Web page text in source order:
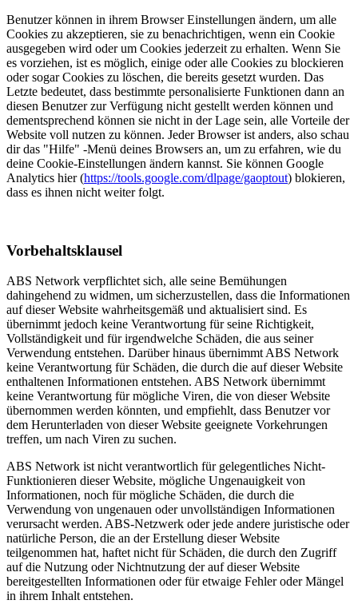
Benutzer können in ihrem Browser Einstellungen ändern, um alle
Cookies zu akzeptieren, sie zu benachrichtigen, wenn ein Cookie
ausgegeben wird oder um Cookies jederzeit zu erhalten. Wenn Sie
es vorziehen, ist es möglich, einige oder alle Cookies zu blockieren
oder sogar Cookies zu löschen, die bereits gesetzt wurden. Das
Letzte bedeutet, dass bestimmte personalisierte Funktionen dann an
diesen Benutzer zur Verfügung nicht gestellt werden können und
dementsprechend können sie nicht in der Lage sein, alle Vorteile der
Website voll nutzen zu können. Jeder Browser ist anders, also schau
dir das "Hilfe" -Menü deines Browsers an, um zu erfahren, wie du
deine Cookie-Einstellungen ändern kannst. Sie können Google
Analytics hier (https://tools.google.com/dlpage/gaoptout) blokieren,
dass es ihnen nicht weiter folgt.
Vorbehaltsklausel
ABS Network verpflichtet sich, alle seine Bemühungen
dahingehend zu widmen, um sicherzustellen, dass die Informationen
auf dieser Website wahrheitsgemäß und aktualisiert sind. Es
übernimmt jedoch keine Verantwortung für seine Richtigkeit,
Vollständigkeit und für irgendwelche Schäden, die aus seiner
Verwendung entstehen. Darüber hinaus übernimmt ABS Network
keine Verantwortung für Schäden, die durch die auf dieser Website
enthaltenen Informationen entstehen. ABS Network übernimmt
keine Verantwortung für mögliche Viren, die von dieser Website
übernommen werden könnten, und empfiehlt, dass Benutzer vor
dem Herunterladen von dieser Website geeignete Vorkehrungen
treffen, um nach Viren zu suchen.
ABS Network ist nicht verantwortlich für gelegentliches Nicht-
Funktionieren dieser Website, mögliche Ungenauigkeit von
Informationen, noch für mögliche Schäden, die durch die
Verwendung von ungenauen oder unvollständigen Informationen
verursacht werden. ABS-Netzwerk oder jede andere juristische oder
natürliche Person, die an der Erstellung dieser Website
teilgenommen hat, haftet nicht für Schäden, die durch den Zugriff
auf die Nutzung oder Nichtnutzung der auf dieser Website
bereitgestellten Informationen oder für etwaige Fehler oder Mängel
in ihrem Inhalt entstehen.